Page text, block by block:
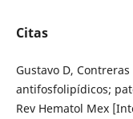
Citas
Gustavo D,
antifosfolipídicos;
Rev Hematol Mex